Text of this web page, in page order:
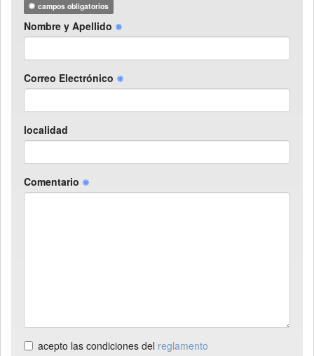
campos obligatorios
Nombre y Apellido
Correo Electrónico
localidad
Comentario
acepto las condiciones del reglamento